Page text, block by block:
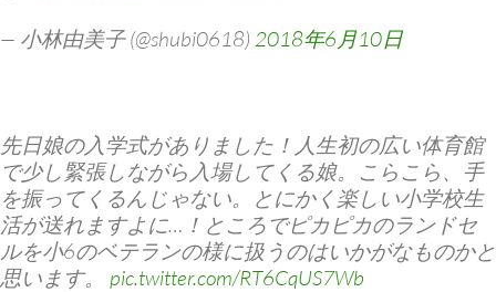
— 小林由美子 (@shubi0618) 2018年6月10日
先日娘の入学式がありました！人生初の広い体育館
で少し緊張しながら入場してくる娘。こらこら、手
を振ってくるんじゃない。とにかく楽しい小学校生
活が送れますよに…！ところでピカピカのランドセ
ルを小6のベテランの様に扱うのはいかがなものかと
思います。 pic.twitter.com/RT6CqUS7Wb